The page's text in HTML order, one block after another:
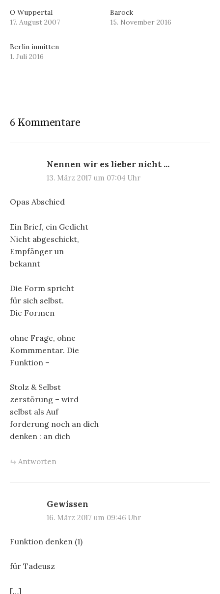
O Wuppertal
17. August 2007
Barock
15. November 2016
Berlin inmitten
1. Juli 2016
6 Kommentare
Nennen wir es lieber nicht ...
13. März 2017 um 07:04 Uhr
Opas Abschied
Ein Brief, ein Gedicht
Nicht abgeschickt,
Empfänger un
bekannt
Die Form spricht
für sich selbst.
Die Formen
ohne Frage, ohne
Kommmentar. Die
Funktion –
Stolz & Selbst
zerstörung – wird
selbst als Auf
forderung noch an dich
denken : an dich
Antworten
Gewissen
16. März 2017 um 09:46 Uhr
Funktion denken (1)
für Tadeusz
[…]